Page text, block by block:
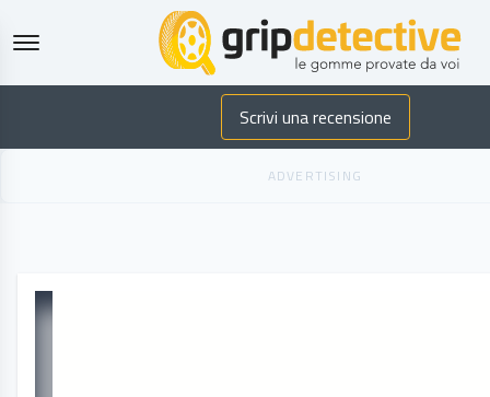
Scrivi una recensione